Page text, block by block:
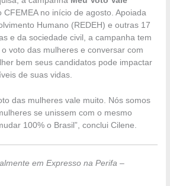
CFEMEA no início de agosto. Apoiada
Humano (REDEH) e outras 17
e da sociedade civil, a campanha tem
voto das mulheres e conversar com
bem seus candidatos pode impactar
de suas vidas.
das mulheres vale muito. Nós somos
se unissem com o mesmo
100% o Brasil”, conclui Cilene.
em Expresso na Perifa –